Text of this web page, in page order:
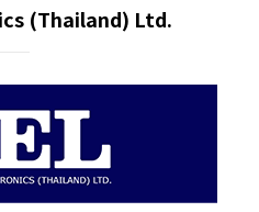
(Thailand) Ltd.